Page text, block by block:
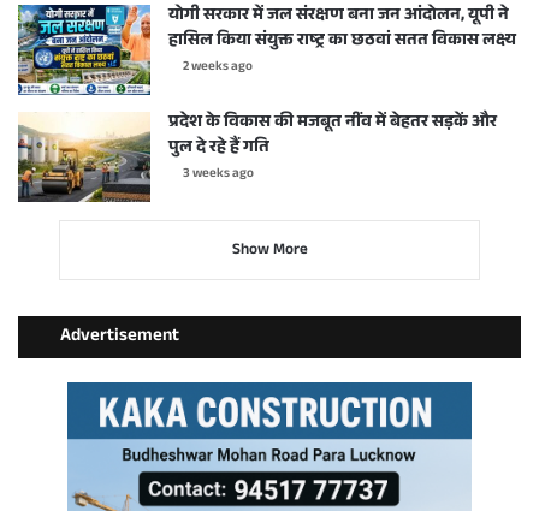
योगी सरकार में जल संरक्षण बना जन आंदोलन, यूपी ने
हासिल किया संयुक्त राष्ट्र का छठवां सतत विकास लक्ष्य
2 weeks ago
प्रदेश के विकास की मजबूत नींव में बेहतर सड़कें और
पुल दे रहे हैं गति
3 weeks ago
Show More
Advertisement